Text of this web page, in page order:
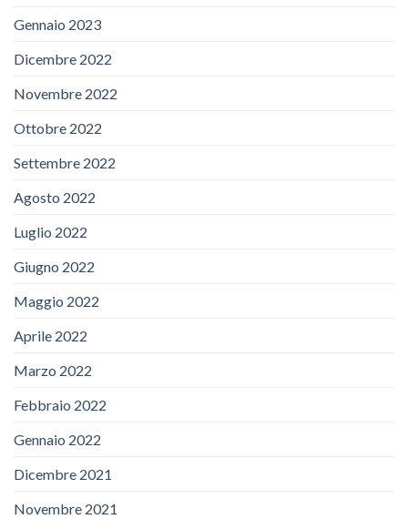
Gennaio 2023
Dicembre 2022
Novembre 2022
Ottobre 2022
Settembre 2022
Agosto 2022
Luglio 2022
Giugno 2022
Maggio 2022
Aprile 2022
Marzo 2022
Febbraio 2022
Gennaio 2022
Dicembre 2021
Novembre 2021